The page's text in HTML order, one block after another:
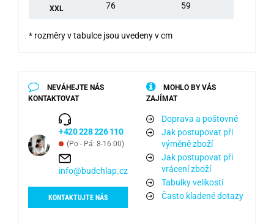
XXL 76 59
* rozměry v tabulce jsou uvedeny v cm
NEVÁHEJTE NÁS
KONTAKTOVAT
+420 228 226 110
(Po - Pá: 8-16:00)
info@budchlap.cz
KONTAKTUJTE NÁS
MOHLO BY VÁS
ZAJÍMAT
Doprava a poštovné
Jak postupovat při
výměně zboží
Jak postupovat při
vrácení zboží
Tabulky velikostí
Často kladené dotazy